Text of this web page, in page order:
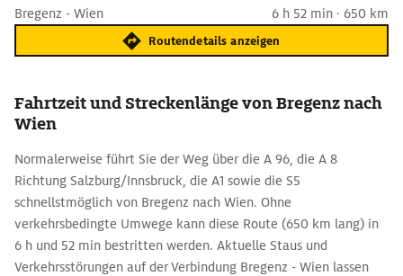
Bregenz - Wien 6 h 52 min · 650 km
Routendetails anzeigen
Fahrtzeit und Streckenlänge von Bregenz nach
Wien
Normalerweise führt Sie der Weg über die A 96, die A 8
Richtung Salzburg/Innsbruck, die A1 sowie die S5
schnellstmöglich von Bregenz nach Wien. Ohne
verkehrsbedingte Umwege kann diese Route (650 km lang) in
6 h und 52 min bestritten werden. Aktuelle Staus und
Verkehrsstörungen auf der Verbindung Bregenz - Wien lassen